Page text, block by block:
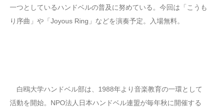
一つとしているハンドベルの普及に努めている。今回は「こうも
り序曲」や「Joyous Ring」などを演奏予定。入場無料。
白鴎大学ハンドベル部は、1988年より音楽教育の一環として
活動を開始。NPO法人日本ハンドベル連盟が毎年秋に開催する